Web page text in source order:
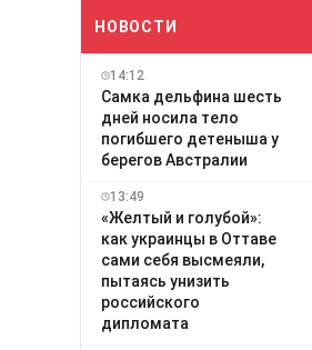
НОВОСТИ
14:12
Самка дельфина шесть
дней носила тело
погибшего детеныша у
берегов Австралии
13:49
«Желтый и голубой»:
как украинцы в Оттаве
сами себя высмеяли,
пытаясь унизить
российского
дипломата